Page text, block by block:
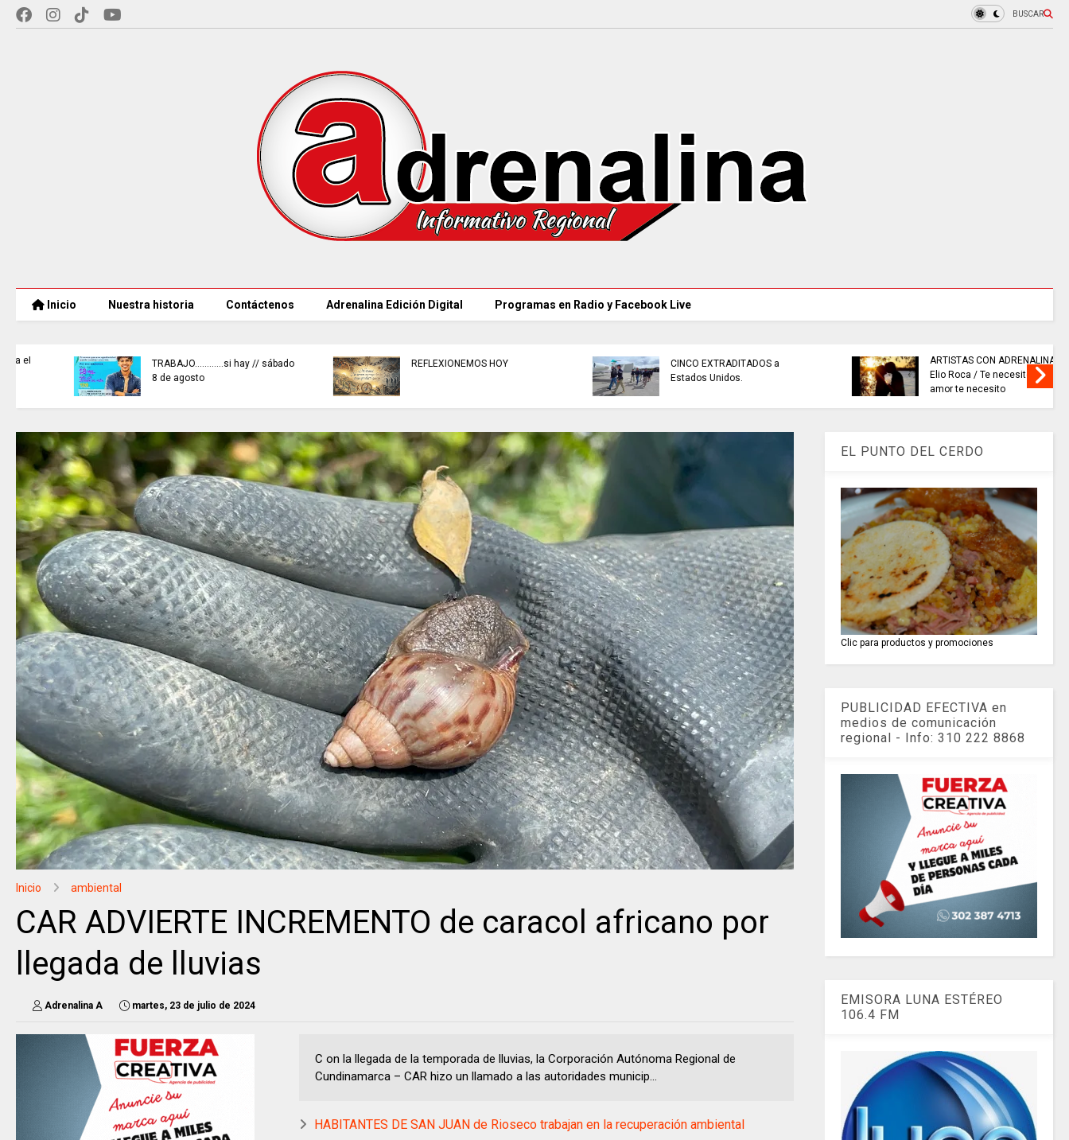
BUSCAR
Inicio Nuestra historia Contáctenos Adrenalina Edición Digital Programas en Radio y Facebook Live
REFLEXIONEMOS HOY
CINCO EXTRADITADOS a
Estados Unidos.
ARTISTAS CON ADRENALINA //
Elio Roca / Te necesito tanto
amor te necesito
EN SISGA - CUNDINAMARCA,
actividades de inspección,
vigilancia y control.
Inicio ambiental
CAR ADVIERTE INCREMENTO de caracol africano por
llegada de lluvias
Adrenalina A martes, 23 de julio de 2024
C on la llegada de la temporada de lluvias, la Corporación Autónoma Regional de
Cundinamarca – CAR hizo un llamado a las autoridades municip...
HABITANTES DE SAN JUAN de Rioseco trabajan en la recuperación ambiental
EL PUNTO DEL CERDO
Clic para productos y promociones
PUBLICIDAD EFECTIVA en
medios de comunicación
regional - Info: 310 222 8868
EMISORA LUNA ESTÉREO
106.4 FM